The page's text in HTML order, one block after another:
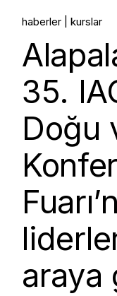
haberler kurslar
35.
Doğu
araya